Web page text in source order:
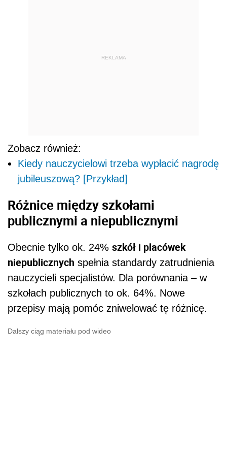
REKLAMA
Zobacz również:
Kiedy nauczycielowi trzeba wypłacić nagrodę
jubileuszową? [Przykład]
Różnice między szkołami
publicznymi a niepublicznymi
Obecnie tylko ok. 24% szkół i placówek
niepublicznych spełnia standardy zatrudnienia
nauczycieli specjalistów. Dla porównania – w
szkołach publicznych to ok. 64%. Nowe
przepisy mają pomóc zniwelować tę różnicę.
Dalszy ciąg materiału pod wideo